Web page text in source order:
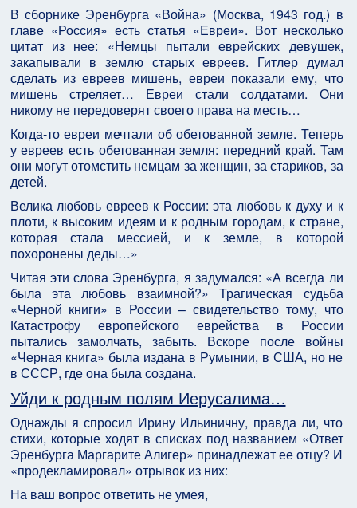
В сборнике Эренбурга «Война» (Москва, 1943 год.) в
главе «Россия» есть статья «Евреи». Вот несколько
цитат из нее: «Немцы пытали еврейских девушек,
закапывали в землю старых евреев. Гитлер думал
сделать из евреев мишень, евреи показали ему, что
мишень стреляет… Евреи стали солдатами. Они
никому не передоверят своего права на месть…
Когда-то евреи мечтали об обетованной земле. Теперь
у евреев есть обетованная земля: передний край. Там
они могут отомстить немцам за женщин, за стариков, за
детей.
Велика любовь евреев к России: эта любовь к духу и к
плоти, к высоким идеям и к родным городам, к стране,
которая стала мессией, и к земле, в которой
похоронены деды…»
Читая эти слова Эренбурга, я задумался: «А всегда ли
была эта любовь взаимной?» Трагическая судьба
«Черной книги» в России – свидетельство тому, что
Катастрофу европейского еврейства в России
пытались замолчать, забыть. Вскоре после войны
«Черная книга» была издана в Румынии, в США, но не
в СССР, где она была создана.
Уйди к родным полям Иерусалима…
Однажды я спросил Ирину Ильиничну, правда ли, что
стихи, которые ходят в списках под названием «Ответ
Эренбурга Маргарите Алигер» принадлежат ее отцу? И
«продекламировал» отрывок из них:
На ваш вопрос ответить не умея,